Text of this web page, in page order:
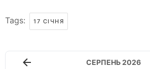
Tags: 17 СІЧНЯ
СЕРПЕНЬ 2026